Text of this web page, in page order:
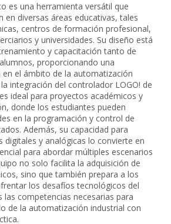
es una herramienta versátil que
en diversas áreas educativas, tales
centros de formación profesional,
y universidades. Su diseño está
y capacitación tanto de
proporcionando una
en el ámbito de la automatización
integración del controlador LOGO! de
ideal para proyectos académicos y
donde los estudiantes pueden
en la programación y control de
Además, su capacidad para
digitales y analógicas lo convierte en
para abordar múltiples escenarios
no solo facilita la adquisición de
sino que también prepara a los
los desafíos tecnológicos del
competencias necesarias para
de la automatización industrial con